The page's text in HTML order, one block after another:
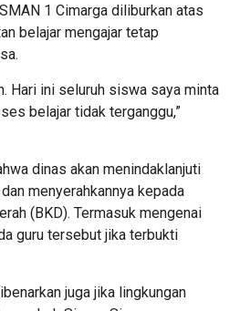
1 Cimarga diliburkan atas
belajar mengajar tetap
Hari ini seluruh siswa saya minta
belajar tidak terganggu,”
dinas akan menindaklanjuti
menyerahkannya kepada
(BKD). Termasuk mengenai
guru tersebut jika terbukti
juga jika lingkungan